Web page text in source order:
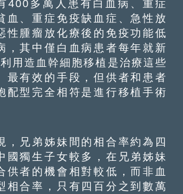
多萬人患有白血病、重症
血、重症免疫缺血症、急性放
性腫瘤放化療後的免疫功能低
，其中僅白血病患者每年就新
用造血幹細胞移植是治療這些
最有效的手段，但供者和患者
配型完全相符是進行移植手術
兄弟姊妹間的相合率約為四
國獨生子女較多，在兄弟姊妹
供者的機會相對較低，而非血
相合率，只有四百分之到數萬